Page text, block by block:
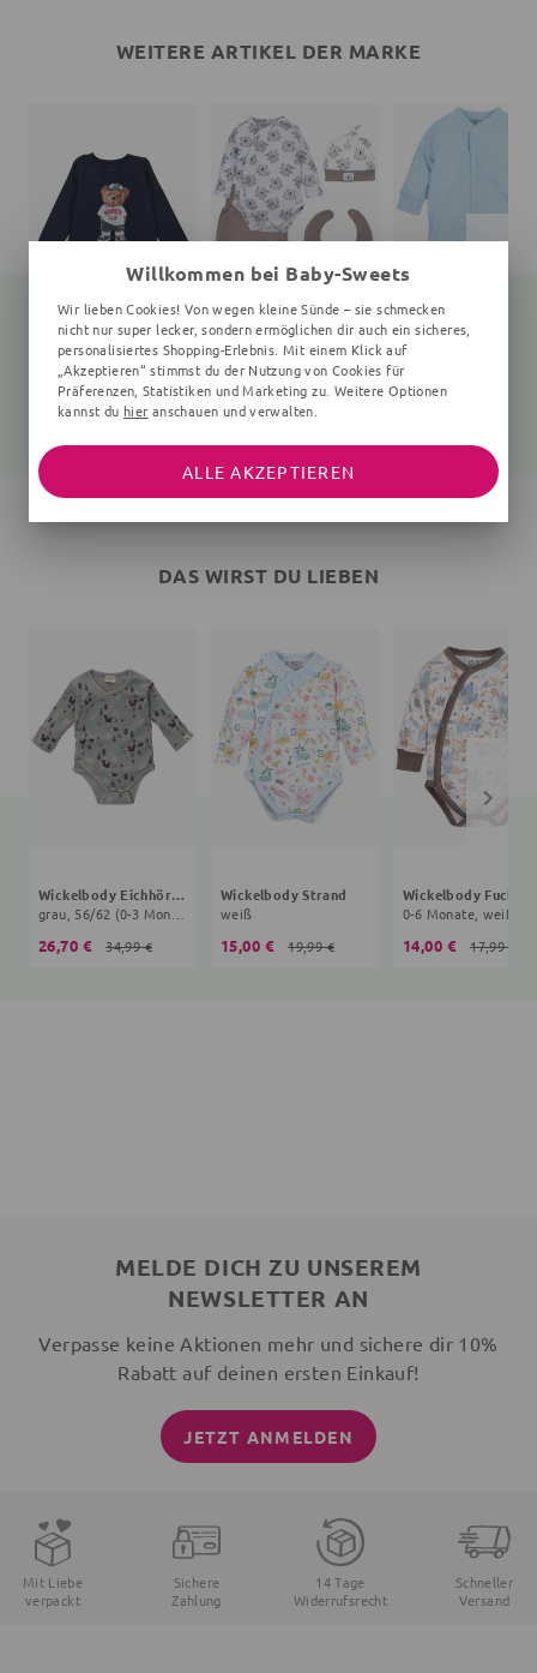
WEITERE ARTIKEL DER MARKE
Langarmshirt Teddybär
navy
25,99 €
Set Koala
4 Teile, weiß, braun
31,99 € 37,99 €
Strampler
hellblau
DAS WIRST DU LIEBEN
Wickelbody Eichhörnchen
grau, 56/62 (0-3 Monate)
26,70 € 34,99 €
Wickelbody Strand
weiß
15,00 € 19,99 €
Wickelbody Fuchs
0-6 Monate, weiß
14,00 € 17,99 €
MELDE DICH ZU UNSEREM
NEWSLETTER AN
Verpasse keine Aktionen mehr und sichere dir 10%
Rabatt auf deinen ersten Einkauf!
JETZT ANMELDEN
Mit Liebe
verpackt
Sichere
Zahlung
14 Tage
Widerrufsrecht
Schneller
Versand
Willkommen bei Baby-Sweets
Wir lieben Cookies! Von wegen kleine Sünde – sie schmecken
nicht nur super lecker, sondern ermöglichen dir auch ein sicheres,
personalisiertes Shopping-Erlebnis. Mit einem Klick auf
„Akzeptieren“ stimmst du der Nutzung von Cookies für
Präferenzen, Statistiken und Marketing zu. Weitere Optionen
kannst du hier anschauen und verwalten.
ALLE AKZEPTIEREN